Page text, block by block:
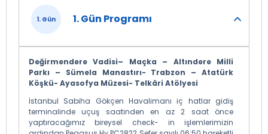
1. Gün 1. Gün Programı
Değirmendere Vadisi– Maçka – Altındere Milli
Parkı – Sümela Manastırı- Trabzon – Atatürk
Köşkü- Ayasofya Müzesi- Telkâri Atölyesi
İstanbul Sabiha Gökçen Havalimanı iç hatlar gidiş
terminalinde uçuş saatinden en az 2 saat önce
yaptıracağımız bireysel check- in işlemlerimizin